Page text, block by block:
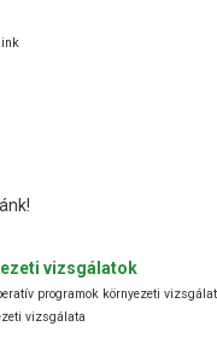
vizsgálatok
programok környezeti
vizsgálata